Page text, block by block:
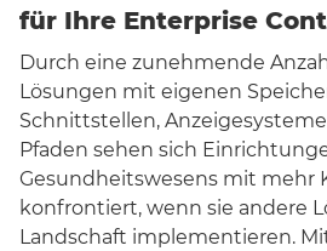
für Ihre Enterprise
Durch eine zunehmende
Lösungen mit eigenen
Schnittstellen,
Pfaden sehen sich
Gesundheitswesens mit mehr
konfrontiert, wenn sie andere
Landschaft implementieren.